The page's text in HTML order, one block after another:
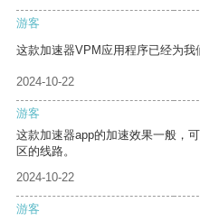
游客
这款加速器VPM应用程序已经为我
2024-10-22
游客
这款加速器app的加速效果一般，
区的线路。
2024-10-22
游客